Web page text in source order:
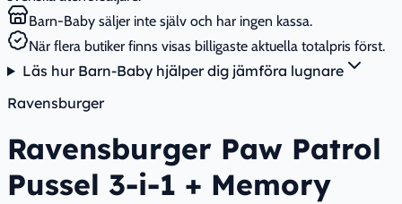
Barn-Baby säljer inte själv och har ingen kassa.
När flera butiker finns visas billigaste aktuella totalpris först.
Läs hur Barn-Baby hjälper dig jämföra lugnare
Ravensburger
Ravensburger Paw Patrol
Pussel 3-i-1 + Memory